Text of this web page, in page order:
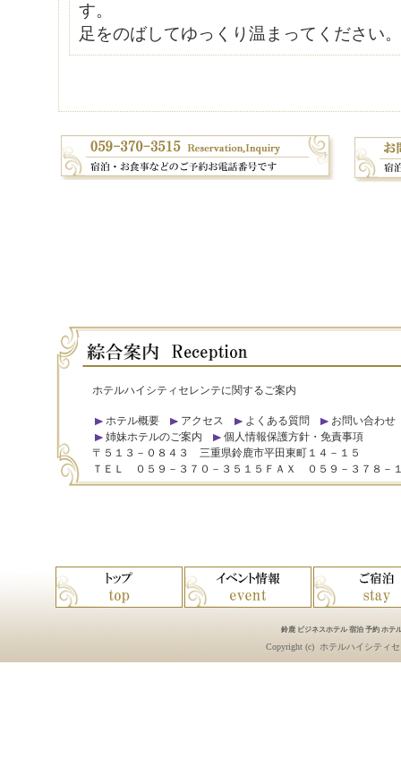
す。
足をのばしてゆっくり温まってください
ホテルハイシティセレンテに関するご案内
ホテル概要 アクセス よくある質問
お問い合わせ
姉妹ホテルのご案内
個人情報保護方針・免責事項
〒５１３－０８４３ 三重県鈴鹿市平田東町１４－１５
ＴＥＬ ０５９－３７０－３５１５ＦＡＸ ０５９－３７８－
鈴鹿 ビジネスホテル 宿泊 予約 ホテ
Copyright (c) ホテルハイシティ